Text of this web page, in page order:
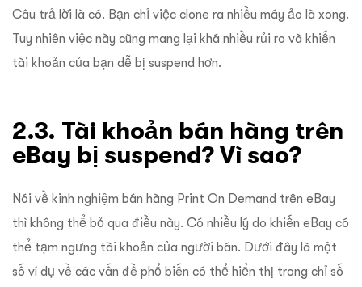
Câu trả lời là có. Bạn chỉ việc clone ra nhiều máy ảo là xong.
Tuy nhiên việc này cũng mang lại khá nhiều rủi ro và khiến
tài khoản của bạn dễ bị suspend hơn.
2.3. Tài khoản bán hàng trên
eBay bị suspend? Vì sao?
Nói về kinh nghiệm bán hàng Print On Demand trên eBay
thì không thể bỏ qua điều này. Có nhiều lý do khiến eBay có
thể tạm ngưng tài khoản của người bán. Dưới đây là một
số ví dụ về các vấn đề phổ biến có thể hiển thị trong chỉ số